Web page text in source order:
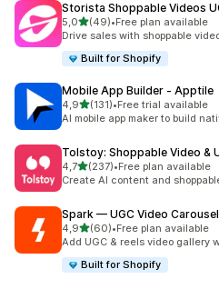
Storista Shoppable Videos
5,0/ 5 tähteä
(49)
49 arvostelua yhteensä
•Free plan available
Drive sales with shoppable
Built for Shopify
Mobile App Builder ‑ Apptile
4,9/ 5 tähteä
(131)
131 arvostelua yhteensä
•Free trial available
AI mobile app maker to build
Tolstoy: Shoppable Video &
4,7/ 5 tähteä
(237)
237 arvostelua yhteensä
•Free plan available
Create AI content and
Spark — UGC Video Carousel
4,9/ 5 tähteä
(60)
60 arvostelua yhteensä
•Free plan available
Add UGC & reels video gallery
Built for Shopify